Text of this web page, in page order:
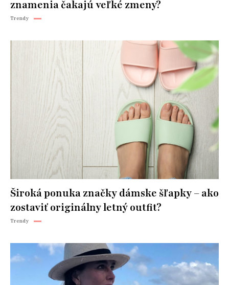
znamenia čakajú veľké zmeny?
Trendy
Široká ponuka značky dámske šľapky – ako
zostaviť originálny letný outfit?
Trendy